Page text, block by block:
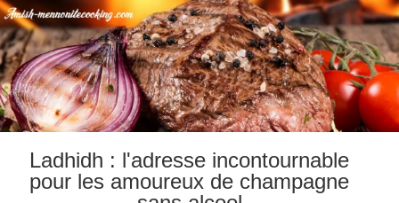
Ladhidh : l'adresse incontournable
pour les amoureux de champagne